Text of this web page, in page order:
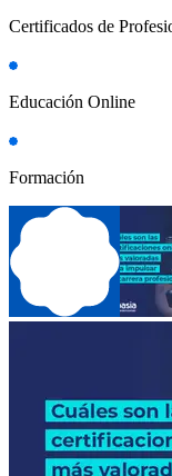
Certificados de
Educación Online
Formación